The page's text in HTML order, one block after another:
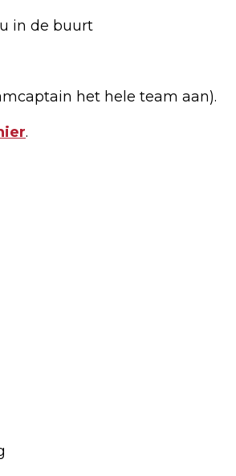
in de buurt
het hele team aan).
.